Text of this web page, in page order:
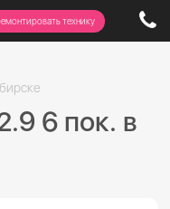
технику
6 пок. в